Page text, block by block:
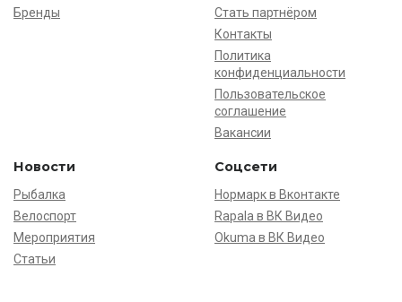
Бренды
Стать партнёром
Контакты
Политика
конфиденциальности
Пользовательское
соглашение
Вакансии
Новости
Рыбалка
Велоспорт
Мероприятия
Статьи
Соцсети
Нормарк в Вконтакте
Rapala в ВК Видео
Okuma в ВК Видео